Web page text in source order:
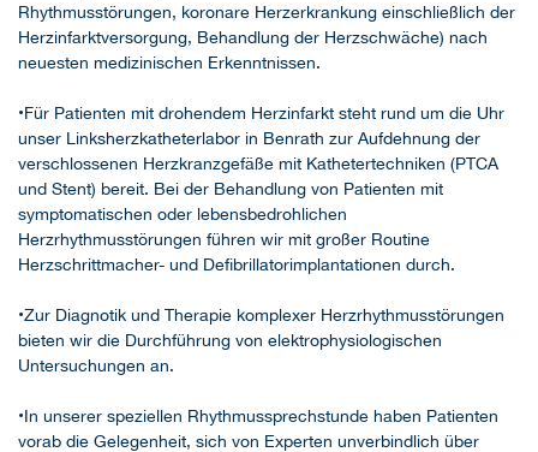
Rhythmusstörungen, koronare Herzerkrankung einschließlich der
Herzinfarktversorgung, Behandlung der Herzschwäche) nach
neuesten medizinischen Erkenntnissen.
•Für Patienten mit drohendem Herzinfarkt steht rund um die Uhr
unser Linksherzkatheterlabor in Benrath zur Aufdehnung der
verschlossenen Herzkranzgefäße mit Kathetertechniken (PTCA
und Stent) bereit. Bei der Behandlung von Patienten mit
symptomatischen oder lebensbedrohlichen
Herzrhythmusstörungen führen wir mit großer Routine
Herzschrittmacher- und Defibrillatorimplantationen durch.
•Zur Diagnotik und Therapie komplexer Herzrhythmusstörungen
bieten wir die Durchführung von elektrophysiologischen
Untersuchungen an.
•In unserer speziellen Rhythmussprechstunde haben Patienten
vorab die Gelegenheit, sich von Experten unverbindlich über